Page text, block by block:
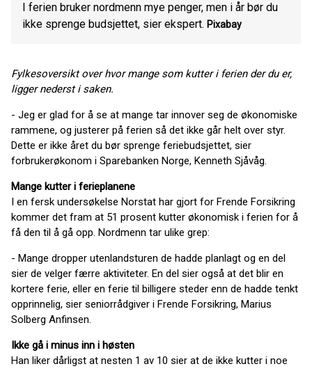
I ferien bruker nordmenn mye penger, men i år bør du
ikke sprenge budsjettet, sier ekspert. Pixabay
Fylkesoversikt over hvor mange som kutter i ferien der du er,
ligger nederst i saken.
- Jeg er glad for å se at mange tar innover seg de økonomiske
rammene, og justerer på ferien så det ikke går helt over styr.
Dette er ikke året du bør sprenge feriebudsjettet, sier
forbrukerøkonom i Sparebanken Norge, Kenneth Sjåvåg.
Mange kutter i ferieplanene
I en fersk undersøkelse Norstat har gjort for Frende Forsikring
kommer det fram at 51 prosent kutter økonomisk i ferien for å
få den til å gå opp. Nordmenn tar ulike grep:
- Mange dropper utenlandsturen de hadde planlagt og en del
sier de velger færre aktiviteter. En del sier også at det blir en
kortere ferie, eller en ferie til billigere steder enn de hadde tenkt
opprinnelig, sier seniorrådgiver i Frende Forsikring, Marius
Solberg Anfinsen.
Ikke gå i minus inn i høsten
Han liker dårligst at nesten 1 av 10 sier at de ikke kutter i noe